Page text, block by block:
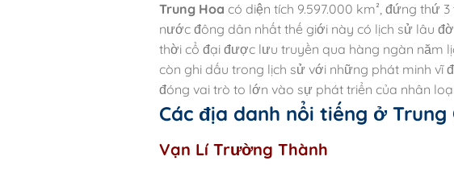
Trung Hoa có diện tích 9.597.000 km², đứng thứ
nước đông dân nhất thế giới này có lịch sử lâu
thời cổ đại được lưu truyền qua hàng ngàn năm
còn ghi dấu trong lịch sử với những phát minh vĩ
đóng vai trò to lớn vào sự phát triển của nhân
Các địa danh nổi tiếng ở Trung
Vạn Lí Trường Thành